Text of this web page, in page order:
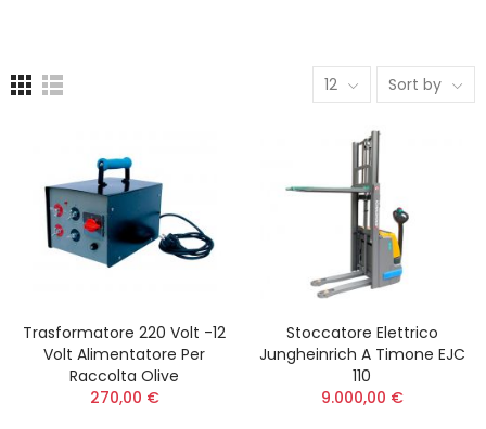
12 Sort by
Trasformatore 220 Volt -12
Volt Alimentatore Per
Raccolta Olive
270,00 €
Stoccatore Elettrico
Jungheinrich A Timone EJC
110
9.000,00 €